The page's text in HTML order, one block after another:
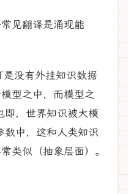
见翻译是涌现能
没有外挂知识数据
型之中，而模型之
即，世界知识被大模
数中，这和人类知识
类似（抽象层面）。